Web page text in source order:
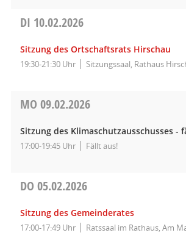
DI 10.02.2026
Sitzung des Ortschaftsrats Hirschau
19:30-21:30 Uhr Sitzungssaal, Rathaus
MO 09.02.2026
Sitzung des Klimaschutzausschusses -
17:00-19:45 Uhr Fällt aus!
DO 05.02.2026
Sitzung des Gemeinderates
17:00-17:49 Uhr Ratssaal im Rathaus, Am